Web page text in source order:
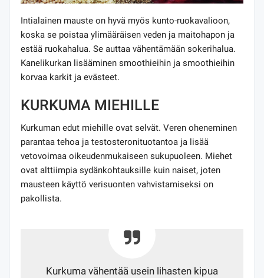
Intialainen mauste on hyvä myös kunto-ruokavalioon,
koska se poistaa ylimääräisen veden ja maitohapon ja
estää ruokahalua. Se auttaa vähentämään sokerihalua.
Kanelikurkan lisääminen smoothieihin ja smoothieihin
korvaa karkit ja evästeet.
KURKUMA MIEHILLE
Kurkuman edut miehille ovat selvät. Veren oheneminen
parantaa tehoa ja testosteronituotantoa ja lisää
vetovoimaa oikeudenmukaiseen sukupuoleen. Miehet
ovat alttiimpia sydänkohtauksille kuin naiset, joten
mausteen käyttö verisuonten vahvistamiseksi on
pakollista.
Kurkuma vähentää usein lihasten kipua